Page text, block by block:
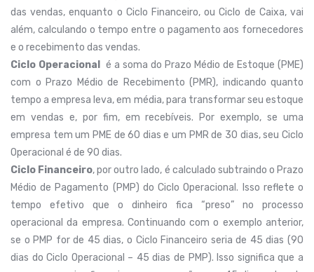
das vendas, enquanto o Ciclo Financeiro, ou Ciclo de Caixa, vai
além, calculando o tempo entre o pagamento aos fornecedores
e o recebimento das vendas.
Ciclo Operacional
é a soma do Prazo Médio de Estoque (PME)
com o Prazo Médio de Recebimento (PMR), indicando quanto
tempo a empresa leva, em média, para transformar seu estoque
em vendas e, por fim, em recebíveis. Por exemplo, se uma
empresa tem um PME de 60 dias e um PMR de 30 dias, seu Ciclo
Operacional é de 90 dias.
Ciclo Financeiro, por outro lado, é calculado subtraindo o Prazo
Médio de Pagamento (PMP) do Ciclo Operacional. Isso reflete o
tempo efetivo que o dinheiro fica “preso” no processo
operacional da empresa. Continuando com o exemplo anterior,
se o PMP for de 45 dias, o Ciclo Financeiro seria de 45 dias (90
dias do Ciclo Operacional – 45 dias de PMP). Isso significa que a